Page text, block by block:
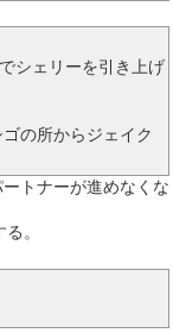
でシェリーを引き上げ
の所からジェイク
トナーが進めなくな
。